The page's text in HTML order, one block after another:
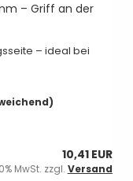
– Griff an der
– ideal bei
10,41 EUR
MwSt. zzgl. Versand